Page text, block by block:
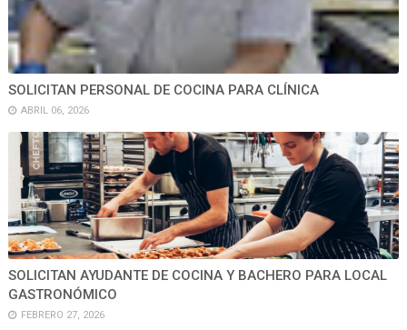
SOLICITAN PERSONAL DE COCINA PARA CLÍNICA
ABRIL 06, 2026
SOLICITAN AYUDANTE DE COCINA Y BACHERO PARA LOCAL
GASTRONÓMICO
FEBRERO 27, 2026